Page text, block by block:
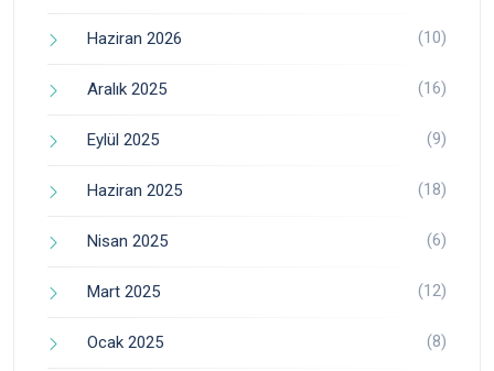
Haziran 2026 (10)
Aralık 2025 (16)
Eylül 2025 (9)
Haziran 2025 (18)
Nisan 2025 (6)
Mart 2025 (12)
Ocak 2025 (8)